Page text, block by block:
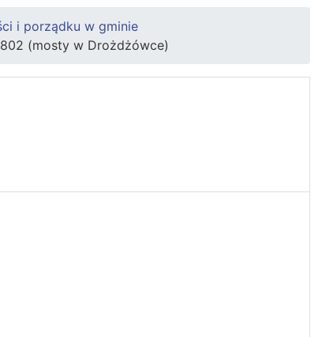
i porządku w gminie
(mosty w Drożdżówce)